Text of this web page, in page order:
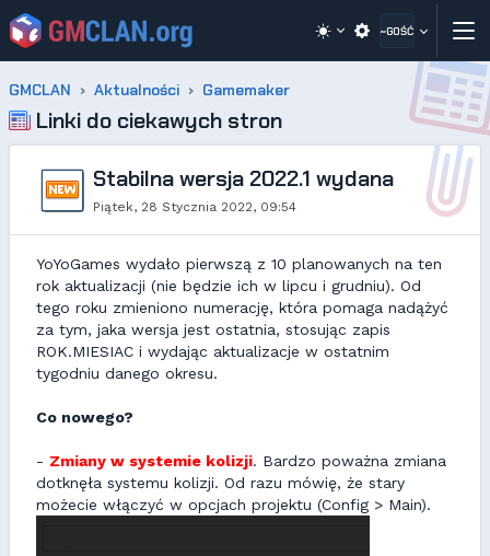
~GOŚĆ
GMCLAN Aktualności Gamemaker
Linki do ciekawych stron
Stabilna wersja 2022.1 wydana
Piątek, 28 Stycznia 2022, 09:54
YoYoGames wydało pierwszą z 10 planowanych na ten
rok aktualizacji (nie będzie ich w lipcu i grudniu). Od
tego roku zmieniono numerację, która pomaga nadążyć
za tym, jaka wersja jest ostatnia, stosując zapis
ROK.MIESIAC i wydając aktualizacje w ostatnim
tygodniu danego okresu.
Co nowego?
- Zmiany w systemie kolizji. Bardzo poważna zmiana
dotknęła systemu kolizji. Od razu mówię, że stary
możecie włączyć w opcjach projektu (Config > Main).